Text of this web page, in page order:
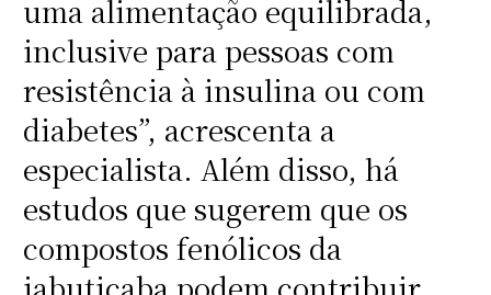
uma alimentação equilibrada,
inclusive para pessoas com
resistência à insulina ou com
diabetes”, acrescenta a
especialista. Além disso, há
estudos que sugerem que os
compostos fenólicos da